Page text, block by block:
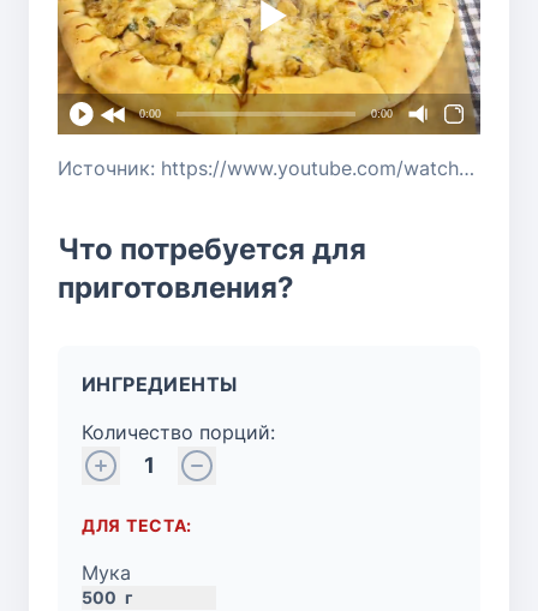
0:00 0:00
Источник: https://www.youtube.com/watch?v=9TEK_GDiB88
Что потребуется для
приготовления?
ИНГРЕДИЕНТЫ
Количество порций:
1
ДЛЯ ТЕСТА:
Мука
500 г